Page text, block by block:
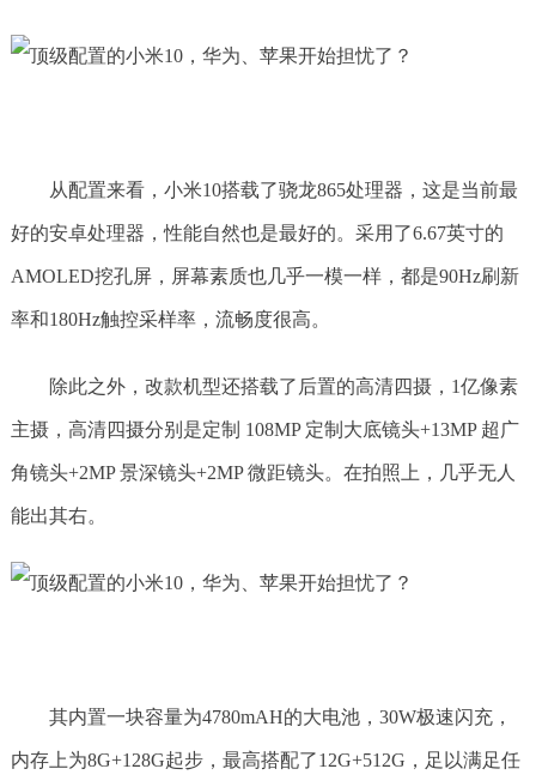
从配置来看，小米10搭载了骁龙865处理器，这是当前最
好的安卓处理器，性能自然也是最好的。采用了6.67英寸的
AMOLED挖孔屏，屏幕素质也几乎一模一样，都是90Hz刷新
率和180Hz触控采样率，流畅度很高。
除此之外，改款机型还搭载了后置的高清四摄，1亿像素
主摄，高清四摄分别是定制 108MP 定制大底镜头+13MP 超广
角镜头+2MP 景深镜头+2MP 微距镜头。在拍照上，几乎无人
能出其右。
其内置一块容量为4780mAH的大电池，30W极速闪充，
内存上为8G+128G起步，最高搭配了12G+512G，足以满足任